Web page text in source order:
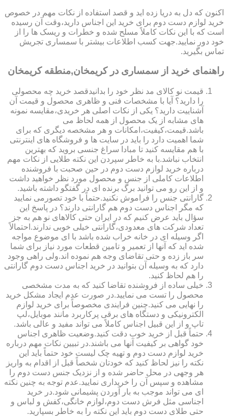
اکنون که دل به دریا زده اید و قصد استفاده از نکات مهم در خصوص
خرید لوازم دست دوم برای خرید این اجناس دارید،وقت آن رسیده
است که با این نکات کاملاً مسلح شده و خطرات و ریسک ها را از
خود دور نمایید.جهت کسب اطلاعات بیشتر با سمساری تجریش
تماس بگیرید.
راهنمای خرید از سمساری در کریمخان,منطقه کریمخان
قیمت نو کالای مد نظر خود را بدانیدقصد خرید چه محصولی
را دارید؟ آیا با مشخصات فنی و ظاهری محصول و قیمت آن
آشناییت دارید؟ یکی از نکات اصلی هر خریدی،مقایسه نمونه
های مشابه از یک محصول از همه لحاظ می
باشد.قیمت،کیفیت،امکانات و هر مشخصه دیگری که برای
شما اهمیت دارد را باید در سایت ها و فروشگاه های اینترنتی
با هم مقایسه کنید تا مبادا سراغ جنسی بروید که بهترین
انتخاب نباشد.با به خاطر سپردن این نکته طلایی از نکات مهم
درباره خرید لوازم دست دوم در حین صحبت با فروشنده
اطلاعات کاملی از جنس و محصول مورد نظر خواهید داشت
و از این رو می توانید برگ برنده ای در گفتگو داشته باشید.
گارانتی جنس را فراموش نکنید.حتماً با خود تصورمی نمایید
که مگر اجناس دست دوم هم گارانتی دارند؟ در پاسخ این
سؤال باید عرض کنیم که در ایران حتی کالاهای نو هم به جز
تعداد شرکت های معدودی،گارانتی خیلی خوبی ندارند.احتمالاً
اگر وسیله ای در خانه خراب شده باشد با ای موضوع مواجه
شده اید که آنها از تعمیر و تامین قطعات مورد نیاز برای شما
سر باز زده و حتی تقاضای وجه هم نموده اند.ولی راهی وجود
دارد که به وسیله آن بتوانید در خرید اجناس دست دوم گارانتی
را هم لحاظ کنید.
خیلی ساده از فروشنده تقاضا کنید که به مدت مشخصی
محصول را تست می نمایید.در صورت عدم ایجاد مشکل خرید
را نهایی می کنید.چنین فرایندی مخصوصاً برای خرید لوازم
الکترونیکی و دستگاه های برقی پرکاربرد مانند موبایل،لپ
تاپ و از این قبیل اجناس کاملاً می تواند مفید و عالی باشد.
حتماً قبل از خرید خوب دقت کنید.وضعیت ظاهری اجناس
خود گواهی بر کیفیت آنها می باشند.در تبیین نکات مهم درباره
خرید لوازم دست دوم و تهیه چک لیست خود حتماً باید این
نکته را نیز لحاظ کنید که خودتان شخصاً قبل از اقدام به واریز
هر وجهی در محل حاضر شده و از نزدیک جنس دست دوم را
مشاهده و سپس آن را خریداری نمایید.عدم توجه به چنین نکته
ای می تواند موجب به بار آوردن پشیمانی شود.در خرید
اجناسی مثل فرش دست دوم،لوازم خانگی،کفش و لباس و
حتی طلای دست دوم باید این نکته را به خاطر بسپارید.